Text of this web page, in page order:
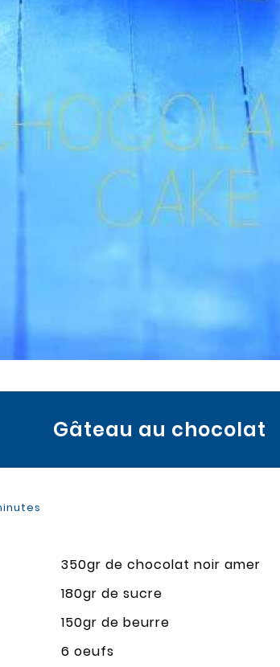
Gâteau au chocolat
350gr de chocolat noir amer
180gr de sucre
150gr de beurre
6 oeufs